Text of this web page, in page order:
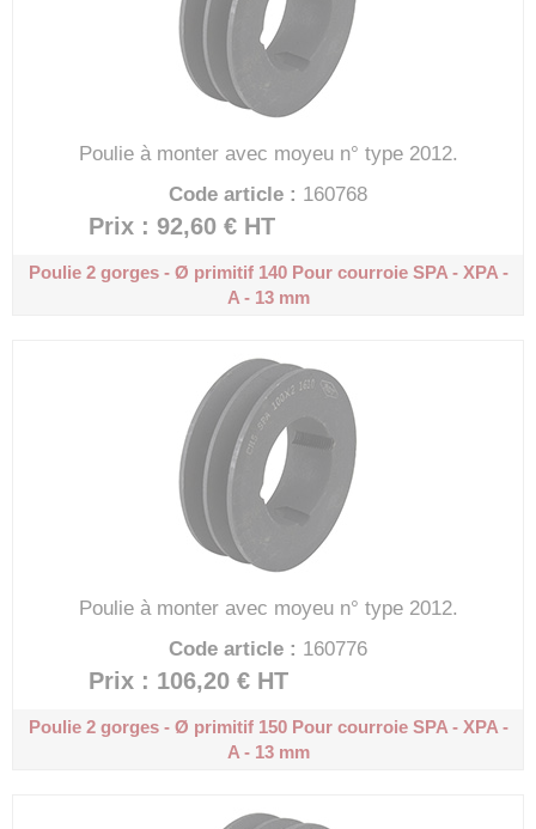
Poulie à monter avec moyeu n° type 2012.
Code article : 160768
Prix : 92,60 € HT
Poulie 2 gorges - Ø primitif 140Pour courroie SPA - XPA -
A - 13 mm
Poulie à monter avec moyeu n° type 2012.
Code article : 160776
Prix : 106,20 € HT
Poulie 2 gorges - Ø primitif 150Pour courroie SPA - XPA -
A - 13 mm